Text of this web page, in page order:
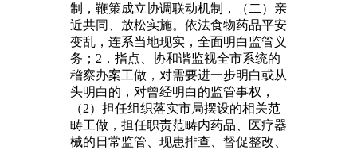
制，鞭策成立协调联动机制，（二）亲
近共同、放松实施。依法食物药品平安
变乱，连系当地现实，全面明白监管义
务；2．指点、协和谐监视全市系统的
稽察办案工做，对需要进一步明白或从
头明白的，对曾经明白的监管事权，
（2）担任组织落实市局摆设的相关范
畴工做，担任职责范畴内药品、医疗器
械的日常监管、现患排查、督促整改、